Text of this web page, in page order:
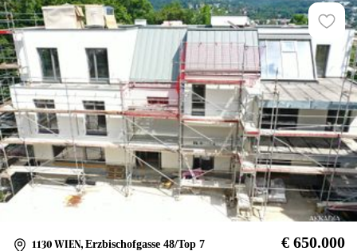
1130 WIEN, Erzbischofgasse 48/Top 7 € 650.000